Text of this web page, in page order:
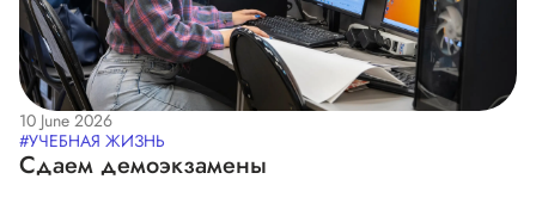
10 June 2026
#УЧЕБНАЯ ЖИЗНЬ
Сдаем демоэкзамены